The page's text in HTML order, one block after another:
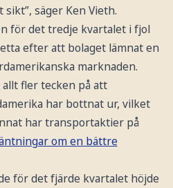
säger Ken Vieth.
för det tredje kvartalet i fjol
efter att bolaget lämnat en
marknaden.
fler tecken på att
har bottnat ur, vilket
har transportaktier på
om en bättre
för det fjärde kvartalet höjde